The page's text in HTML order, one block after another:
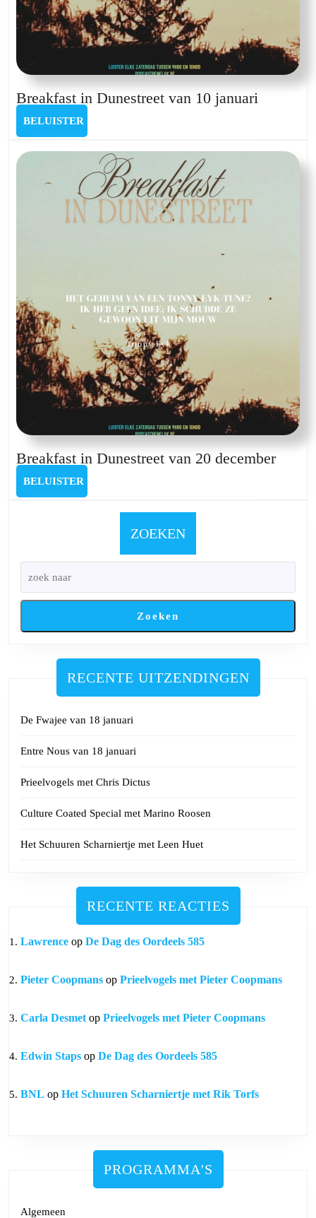
Breakfast in Dunestreet van 10 januari
van
BELUISTER
Breakfast in Dunestreet van 20 december
BELUISTER
ZOEKEN
Zoeken
RECENTE UITZENDINGEN
De Fwajee van 18 januari
Entre Nous van 18 januari
Prieelvogels met Chris Dictus
Culture Coated Special met Marino Roosen
Het Schuuren Scharniertje met Leen Huet
RECENTE REACTIES
Lawrence op De Dag des Oordeels 585
Pieter Coopmans op Prieelvogels met Pieter Coopmans
Carla Desmet op Prieelvogels met Pieter Coopmans
Edwin Staps op De Dag des Oordeels 585
BNL op Het Schuuren Scharniertje met Rik Torfs
PROGRAMMA'S
Algemeen